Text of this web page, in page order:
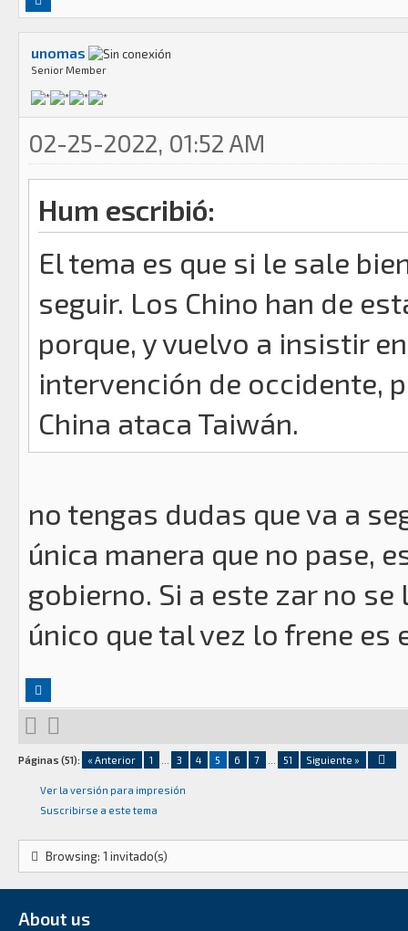
unomas
Senior Member
02-25-2022, 01:52 AM
Hum escribió:
El tema es que si le sale
seguir. Los Chino han de
porque, y vuelvo a insistir
intervención de occidente,
China ataca Taiwán.
no tengas dudas que va a
única manera que no pase,
gobierno. Si a este zar no
único que tal vez lo frene
Páginas (51): « Anterior 1 3 4 5 6 7 51 Siguiente »
Ver la versión para impresión
Suscribirse a este tema
Browsing: 1 invitado(s)
About us